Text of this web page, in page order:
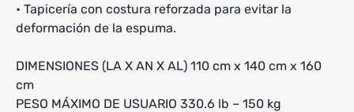
• Tapicería con costura reforzada para evitar la
deformación de la espuma.
DIMENSIONES (LA X AN X AL) 110 cm x 140 cm x 160
cm
PESO MÁXIMO DE USUARIO 330.6 lb – 150 kg